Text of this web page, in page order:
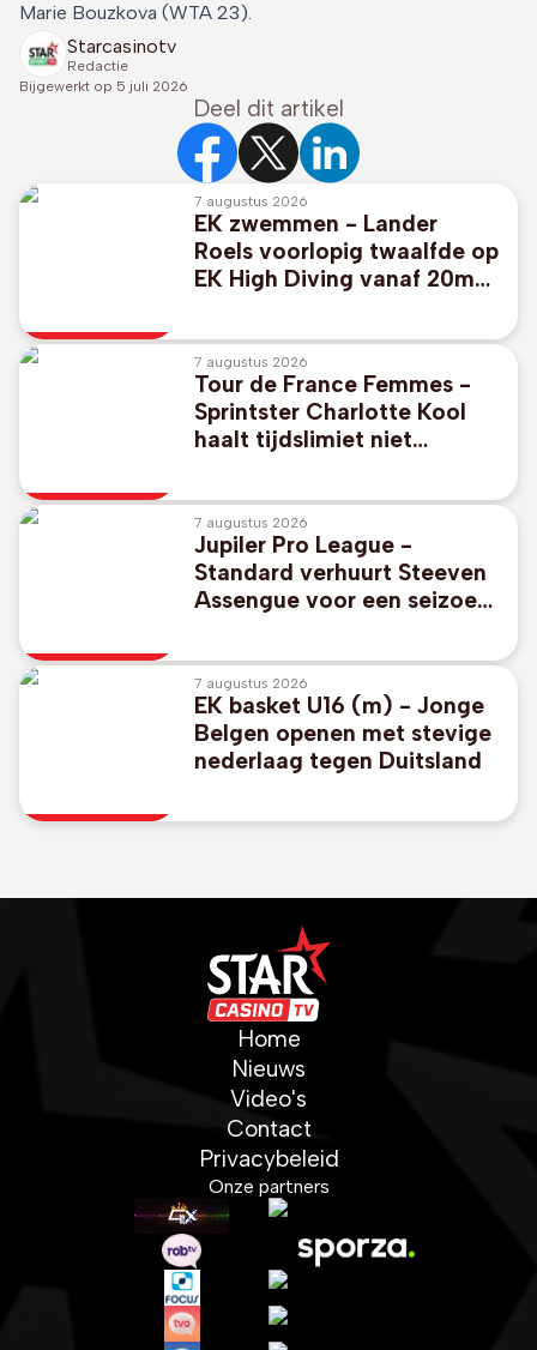
Marie Bouzkova (WTA 23).
Starcasinotv
Redactie
Bijgewerkt op 5 juli 2026
Deel dit artikel
7 augustus 2026
EK zwemmen - Lander
Roels voorlopig twaalfde op
EK High Diving vanaf 20m
7 augustus 2026
Tour de France Femmes -
Sprintster Charlotte Kool
haalt tijdslimiet niet
7 augustus 2026
Jupiler Pro League -
Standard verhuurt Steeven
Assengue voor een seizoen
7 augustus 2026
EK basket U16 (m) - Jonge
Belgen openen met stevige
nederlaag tegen Duitsland
Home
Nieuws
Video's
Contact
Privacybeleid
Onze partners